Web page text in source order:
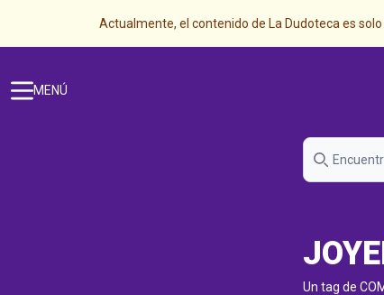
Actualmente, el contenido de La Dudoteca es
MENÚ
Un tag de